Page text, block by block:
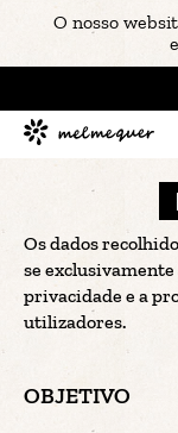
O nosso
Os dados
se
privacidade e a
utilizadores.
OBJETIVO